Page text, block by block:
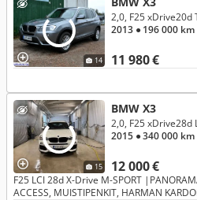
14 11 980 €
2013 ● 196 000 km
15
BMW X3
12 000 €
2,0, F25 xDrive28d
2015 ● 340 000 km
F25 LCI 28d X-Drive M-SPORT
ACCESS, MUISTIPENKIT, HARMAN